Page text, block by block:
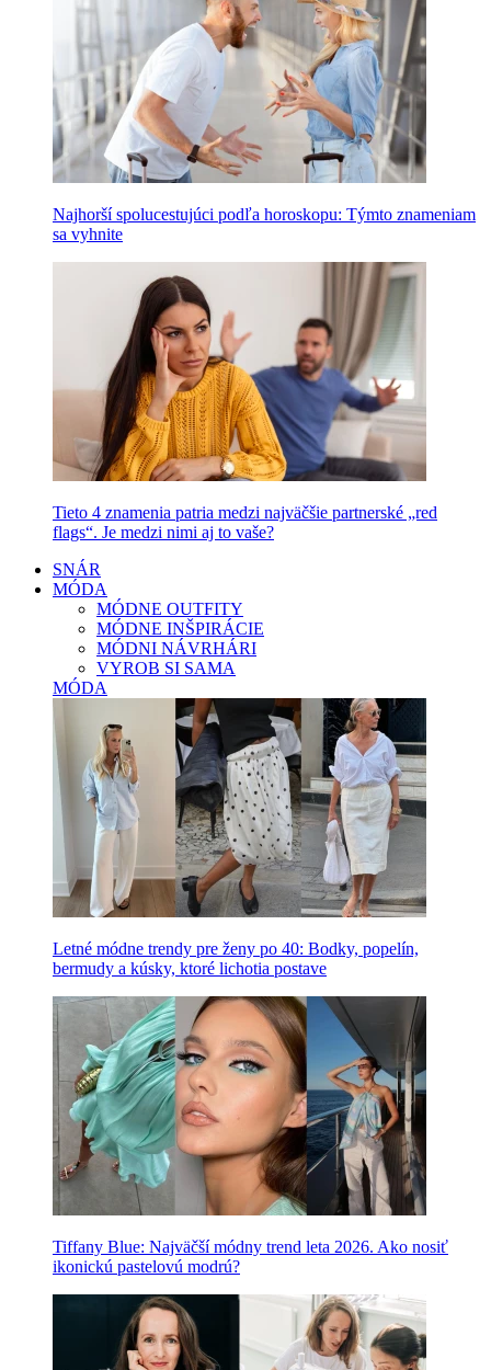
Najhorší spolucestujúci podľa horoskopu: Týmto znameniam
sa vyhnite
Tieto 4 znamenia patria medzi najväčšie partnerské „red
flags“. Je medzi nimi aj to vaše?
SNÁR
MÓDA
MÓDNE OUTFITY
MÓDNE INŠPIRÁCIE
MÓDNI NÁVRHÁRI
VYROB SI SAMA
MÓDA
Letné módne trendy pre ženy po 40: Bodky, popelín,
bermudy a kúsky, ktoré lichotia postave
Tiffany Blue: Najväčší módny trend leta 2026. Ako nosiť
ikonickú pastelovú modrú?